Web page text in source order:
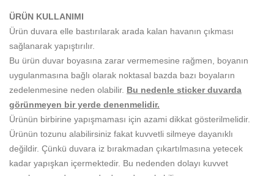
ÜRÜN KULLANIMI
Ürün duvara elle bastırılarak arada kalan havanın çıkması
sağlanarak yapıştırılır.
Bu ürün duvar boyasına zarar vermemesine rağmen, boyanın
uygulanmasına bağlı olarak noktasal bazda bazı boyaların
zedelenmesine neden olabilir. Bu nedenle sticker duvarda
görünmeyen bir yerde denenmelidir.
Ürünün birbirine yapışmaması için azami dikkat gösterilmelidir.
Ürünün tozunu alabilirsiniz fakat kuvvetli silmeye dayanıklı
değildir. Çünkü duvara iz bırakmadan çıkartılmasına yetecek
kadar yapışkan içermektedir. Bu nedenden dolayı kuvvet